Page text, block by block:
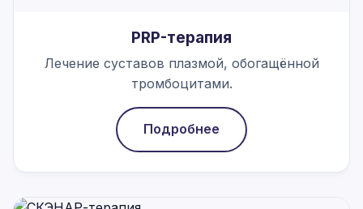
PRP-терапия
Лечение суставов плазмой, обогащённой
тромбоцитами.
Подробнее